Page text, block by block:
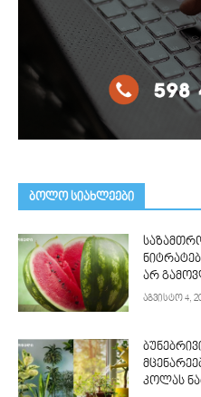
ᲑᲝᲚᲝ ᲡᲘᲐᲮᲚᲔᲔᲑᲘ
არ
აგვისტო 4,
კოლას